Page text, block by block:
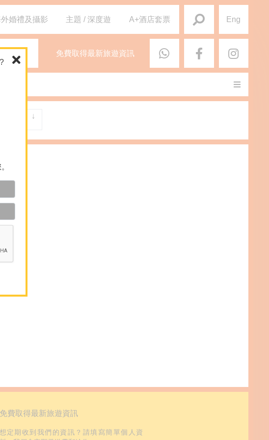
婚禮及攝影 主題 / 深度遊 A+酒店套票 Eng
免費取得最新旅遊資訊
免費取得最新旅遊資訊
想定期收到我們的資訊？請填寫簡單個人資